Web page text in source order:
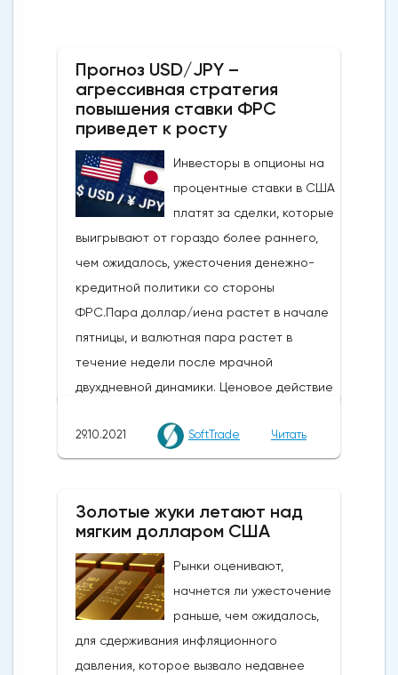
Прогноз USD/JPY –
агрессивная стратегия
повышения ставки ФРС
приведет к росту
Инвесторы в опционы на
процентные ставки в США
платят за сделки, которые
выигрывают от гораздо более раннего,
чем ожидалось, ужесточения денежно-
кредитной политики со стороны
ФРС.Пара доллар/иена растет в начале
пятницы, и валютная пара растет в
течение недели после мрачной
двухдневной динамики. Ценовое действие
преддверии решений Федеральной
резервной системы США по денежно-
неделе 2-3 ноября.На этой неделе Банк
Японии (BOJ), как и ожидалось, проводил
стабильную политику. Ожидается, что на
следующей неделе ФРС объявит о
начале сокращения своих масштабных
стимулирующих мер. Однако трейдеры
все еще не уверены, что скажет
29.10.2021 SoftTrade Читать
Золотые жуки летают над
мягким долларом США
Рынки оценивают,
начнется ли ужесточение
раньше, чем ожидалось,
для сдерживания инфляционного
давления, которое вызвало недавнее